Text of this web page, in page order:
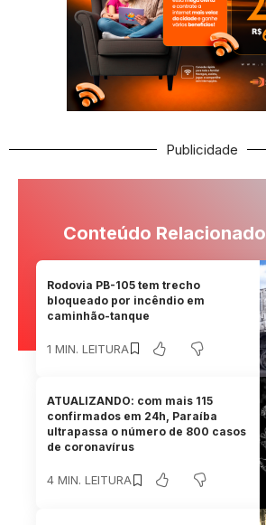
Publicidade
Conteúdo Relacionado
Rodovia PB-105 tem trecho
bloqueado por incêndio em
caminhão-tanque
1 MIN. LEITURA
ATUALIZANDO: com mais 115
confirmados em 24h, Paraíba
ultrapassa o número de 800 casos
de coronavírus
4 MIN. LEITURA